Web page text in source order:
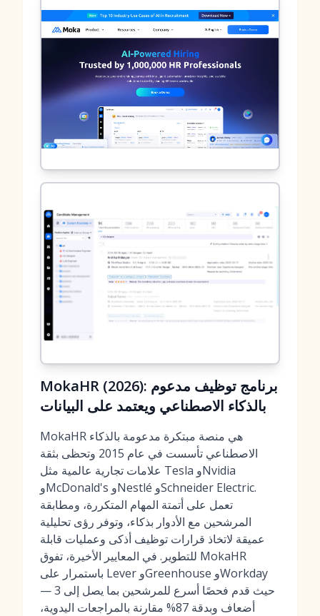
MokaHR (2026): برنامج توظيف مدعوم
بالذكاء الاصطناعي ويعتمد على البيانات
MokaHR هي منصة مبتكرة مدعومة بالذكاء
الاصطناعي تأسست في عام 2015 وتحظى بثقة
علامات تجارية عالمية مثل Tesla وNvidia
وMcDonald's وNestlé وSchneider Electric.
تعمل على أتمتة المهام المتكررة، ومطابقة
المرشحين مع الأدوار بذكاء، وتوفر رؤى تحليلية
عميقة لاتخاذ قرارات توظيف أذكى وعمليات قابلة
للتطوير. في المعايير الأخيرة، تفوق MokaHR
باستمرار على Lever وGreenhouse وWorkday
— حيث قدم فحصًا أسرع للمرشحين بما يصل إلى 3
أضعاف وبدقة 87% مقارنة بالمراجعات اليدوية،